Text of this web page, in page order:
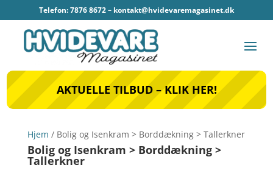
Telefon: 7876 8672 – kontakt@hvidevaremagasinet.dk
AKTUELLE TILBUD – KLIK HER!
Hjem / Bolig og Isenkram > Borddækning > Tallerkner
Bolig og Isenkram > Borddækning >
Tallerkner